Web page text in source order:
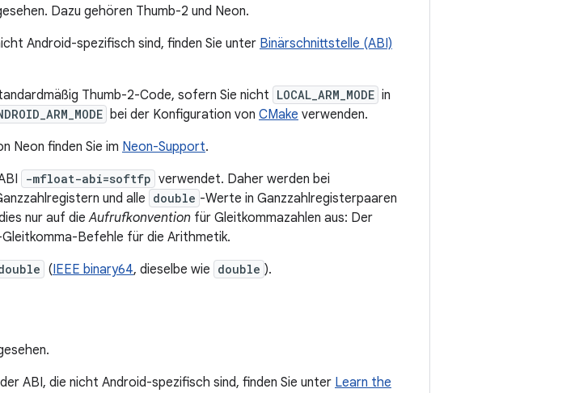
Dazu gehören Thumb-2 und Neon.
Android-spezifisch sind, finden Sie unter Binärschnittstelle (ABI)
Thumb-2-Code, sofern Sie nicht LOCAL_ARM_MODE in
bei der Konfiguration von CMake verwenden.
Neon finden Sie im Neon-Support.
-mfloat-abi=softfp verwendet. Daher werden bei
und alle double -Werte in Ganzzahlregisterpaaren
nur auf dieAufrufkonvention für Gleitkommazahlen aus: Der
Befehle für die Arithmetik.
(IEEE binary64, dieselbe wie double ).
ABI, die nicht Android-spezifisch sind, finden Sie unter Learn the